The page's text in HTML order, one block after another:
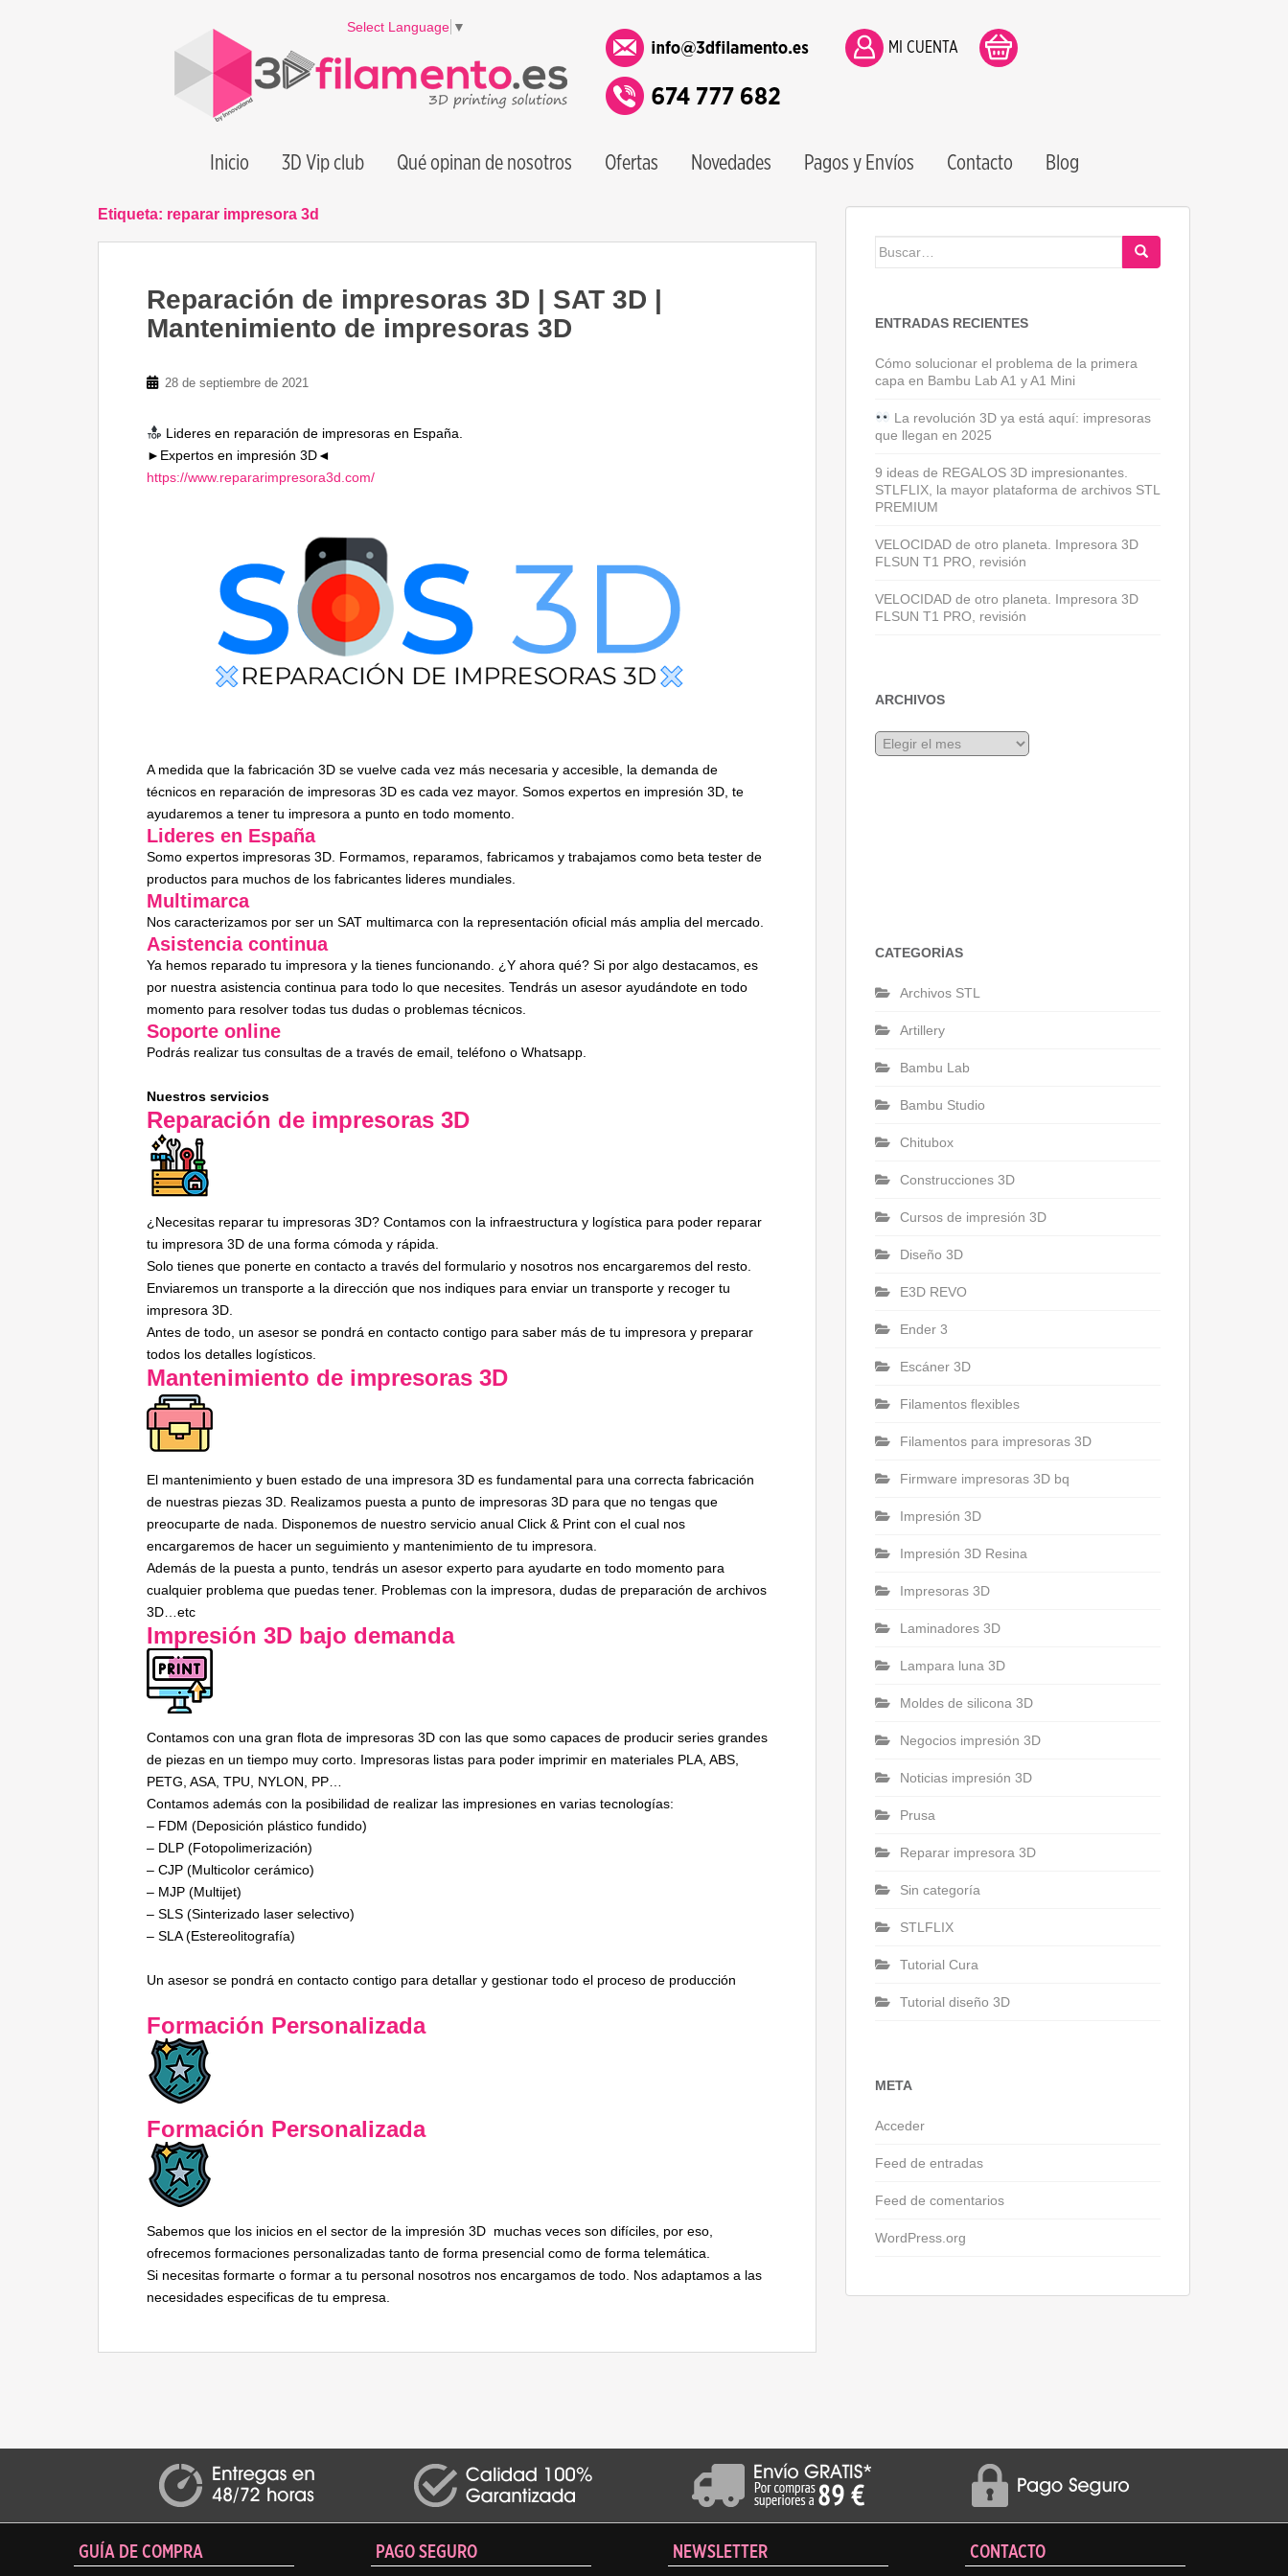
Select Language ▼
MI CUENTA
Inicio 3D Vip club Qué opinan de nosotros Ofertas Novedades Pagos y Envíos Contacto Blog
Etiqueta: reparar impresora 3d
Reparación de impresoras 3D | SAT 3D |
Mantenimiento de impresoras 3D
28 de septiembre de 2021
Lideres en reparación de impresoras en España.
►Expertos en impresión 3D◄
https://www.repararimpresora3d.com/
A medida que la fabricación 3D se vuelve cada vez más necesaria y accesible, la demanda de
técnicos en reparación de impresoras 3D es cada vez mayor. Somos expertos en impresión 3D, te
ayudaremos a tener tu impresora a punto en todo momento.
Lideres en España
Somo expertos impresoras 3D. Formamos, reparamos, fabricamos y trabajamos como beta tester de
productos para muchos de los fabricantes lideres mundiales.
Multimarca
Nos caracterizamos por ser un SAT multimarca con la representación oficial más amplia del mercado.
Asistencia continua
Ya hemos reparado tu impresora y la tienes funcionando. ¿Y ahora qué? Si por algo destacamos, es
por nuestra asistencia continua para todo lo que necesites. Tendrás un asesor ayudándote en todo
momento para resolver todas tus dudas o problemas técnicos.
Soporte online
Podrás realizar tus consultas de a través de email, teléfono o Whatsapp.
Nuestros servicios
Reparación de impresoras 3D
¿Necesitas reparar tu impresoras 3D? Contamos con la infraestructura y logística para poder reparar
tu impresora 3D de una forma cómoda y rápida.
Solo tienes que ponerte en contacto a través del formulario y nosotros nos encargaremos del resto.
Enviaremos un transporte a la dirección que nos indiques para enviar un transporte y recoger tu
impresora 3D.
Antes de todo, un asesor se pondrá en contacto contigo para saber más de tu impresora y preparar
todos los detalles logísticos.
Mantenimiento de impresoras 3D
El mantenimiento y buen estado de una impresora 3D es fundamental para una correcta fabricación
de nuestras piezas 3D. Realizamos puesta a punto de impresoras 3D para que no tengas que
preocuparte de nada. Disponemos de nuestro servicio anual Click & Print con el cual nos
encargaremos de hacer un seguimiento y mantenimiento de tu impresora.
Además de la puesta a punto, tendrás un asesor experto para ayudarte en todo momento para
cualquier problema que puedas tener. Problemas con la impresora, dudas de preparación de archivos
3D…etc
Impresión 3D bajo demanda
Contamos con una gran flota de impresoras 3D con las que somo capaces de producir series grandes
de piezas en un tiempo muy corto. Impresoras listas para poder imprimir en materiales PLA, ABS,
PETG, ASA, TPU, NYLON, PP…
Contamos además con la posibilidad de realizar las impresiones en varias tecnologías:
– FDM (Deposición plástico fundido)
– DLP (Fotopolimerización)
– CJP (Multicolor cerámico)
– MJP (Multijet)
– SLS (Sinterizado laser selectivo)
– SLA (Estereolitografía)
Un asesor se pondrá en contacto contigo para detallar y gestionar todo el proceso de producción
Formación Personalizada
Formación Personalizada
Sabemos que los inicios en el sector de la impresión 3D muchas veces son difíciles, por eso,
ofrecemos formaciones personalizadas tanto de forma presencial como de forma telemática.
Si necesitas formarte o formar a tu personal nosotros nos encargamos de todo. Nos adaptamos a las
necesidades especificas de tu empresa.
Buscar:
ENTRADAS RECIENTES
Cómo solucionar el problema de la primera
capa en Bambu Lab A1 y A1 Mini
La revolución 3D ya está aquí: impresoras
que llegan en 2025
9 ideas de REGALOS 3D impresionantes.
STLFLIX, la mayor plataforma de archivos STL
PREMIUM
VELOCIDAD de otro planeta. Impresora 3D
FLSUN T1 PRO, revisión
VELOCIDAD de otro planeta. Impresora 3D
FLSUN T1 PRO, revisión
ARCHIVOS
Archivos
CATEGORÍAS
Archivos STL
Artillery
Bambu Lab
Bambu Studio
Chitubox
Construcciones 3D
Cursos de impresión 3D
Diseño 3D
E3D REVO
Ender 3
Escáner 3D
Filamentos flexibles
Filamentos para impresoras 3D
Firmware impresoras 3D bq
Impresión 3D
Impresión 3D Resina
Impresoras 3D
Laminadores 3D
Lampara luna 3D
Moldes de silicona 3D
Negocios impresión 3D
Noticias impresión 3D
Prusa
Reparar impresora 3D
Sin categoría
STLFLIX
Tutorial Cura
Tutorial diseño 3D
META
Acceder
Feed de entradas
Feed de comentarios
WordPress.org
GUÍA DE COMPRA PAGO SEGURO NEWSLETTER CONTACTO